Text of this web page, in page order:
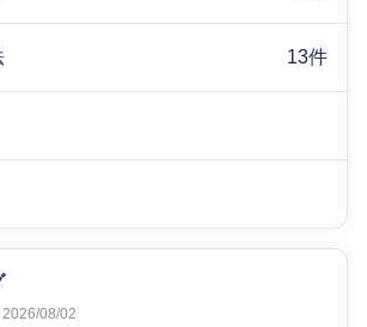
13件
08/02